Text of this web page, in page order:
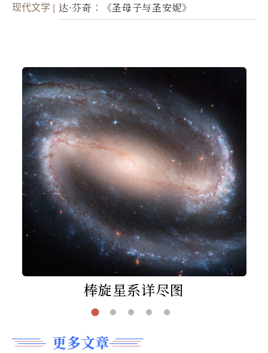
现代文学 达·芬奇︰《圣母子与圣安妮》
棒旋星系详尽图
更多文章